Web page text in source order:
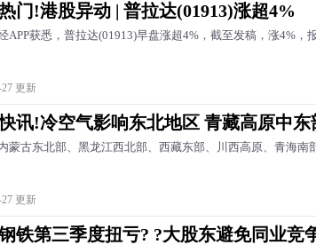
门!港股异动 | 普拉达(01913)涨超4%
APP获悉，普拉达(01913)早盘涨超4%，截至发稿，涨4%，
27 更新
讯!冷空气影响东北地区 青藏高原中东
蒙古东北部、黑龙江西北部、西藏东部、川西高原、青海南
27 更新
铁第三季度扭亏? ?大股东避免同业竞